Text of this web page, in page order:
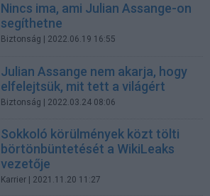
Nincs ima, ami Julian Assange-on
segíthetne
Biztonság | 2022.06.19 16:55
Julian Assange nem akarja, hogy
elfelejtsük, mit tett a világért
Biztonság | 2022.03.24 08:06
Sokkoló körülmények közt tölti
börtönbüntetését a WikiLeaks
vezetője
Karrier | 2021.11.20 11:27